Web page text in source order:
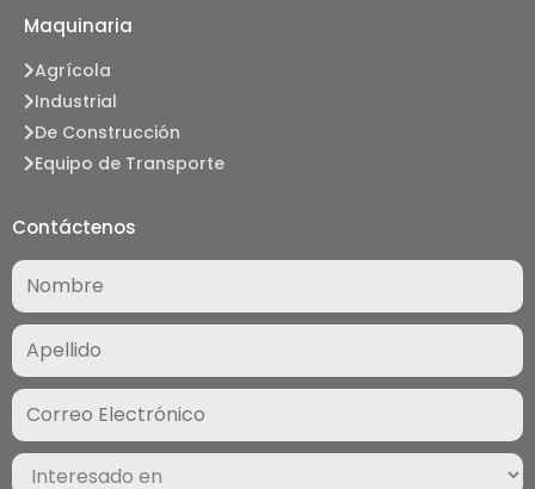
Maquinaria
Agrícola
Industrial
De Construcción
Equipo de Transporte
Contáctenos
Nombre
(Required)
Correo
Electrónico
(Required)
Interesado
en